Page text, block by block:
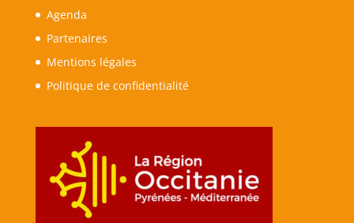
Agenda
Partenaires
Mentions légales
Politique de confidentialité